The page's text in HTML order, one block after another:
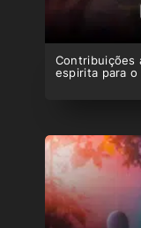
Contribuições
espirita para o